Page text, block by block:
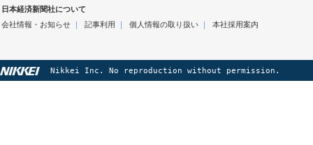
日本経済新聞社について
会社情報・お知らせ｜ 記事利用 ｜ 個人情報の取り扱い｜ 本社採用案内
Nikkei Inc. No reproduction without permission.